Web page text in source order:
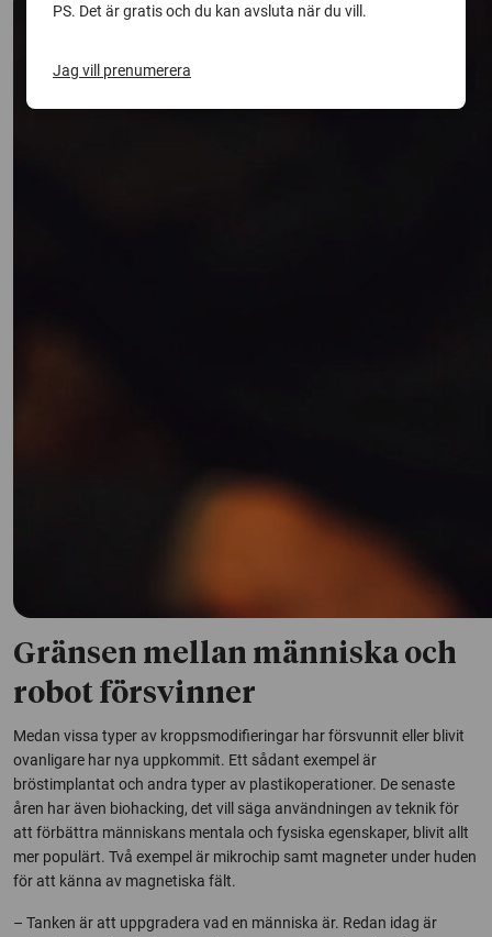
Gränsen mellan människa och
robot försvinner
Medan vissa typer av kroppsmodifieringar har försvunnit eller blivit
ovanligare har nya uppkommit. Ett sådant exempel är
bröstimplantat och andra typer av plastikoperationer. De senaste
åren har även biohacking, det vill säga användningen av teknik för
att förbättra människans mentala och fysiska egenskaper, blivit allt
mer populärt. Två exempel är mikrochip samt magneter under huden
för att känna av magnetiska fält.
– Tanken är att uppgradera vad en människa är. Redan idag är
PS. Det är gratis och du kan avsluta när du vill.
Jag vill prenumerera